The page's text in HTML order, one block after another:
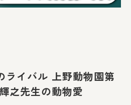
ライバル 上野動物園第
之先生の動物愛